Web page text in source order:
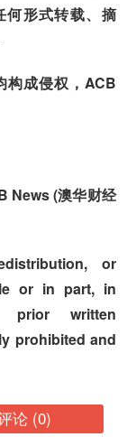
何形式转载、摘
构成侵权，ACB
News (澳华财经
or
or in part, in
prior written
prohibited and
论 (0)